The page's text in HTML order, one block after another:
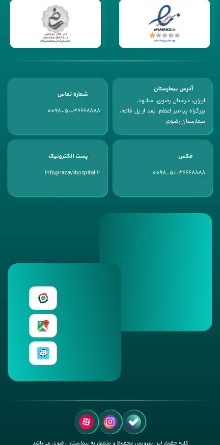
آدرس بیمارستان
ایران، خراسان رضوی، مشهد،
بزرگراه پیامبر اعظم، بعد از پل قائم،
بیمارستان رضوی
شماره تماس
0098-51-36668888
فکس
0098-51-36668888
پست الکترونیک
info@razavihospital.ir
کلیه حقوق این سرویس محفوظ و متعلق به بیمارستان رضوی می‌باشد